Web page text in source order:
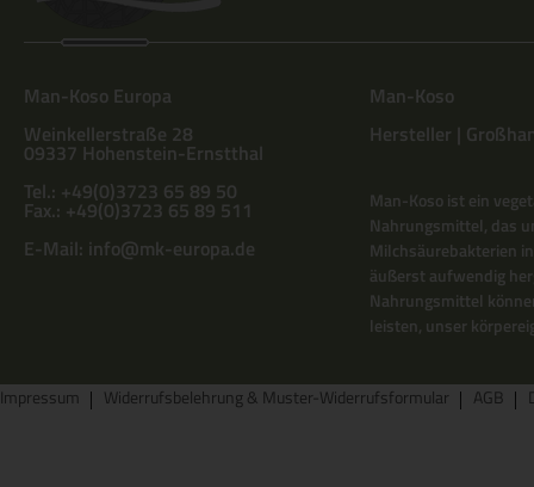
Man-Koso Europa
Weinkellerstraße 28
09337 Hohenstein-Ernstthal
Tel.: +49(0)3723 65 89 50
Fax.: +49(0)3723 65 89 511
E-Mail: info@mk-europa.de
Man-Koso
Hersteller |
Man-Koso ist ein
Nahrungsmittel, das
Milchsäurebakterien
äußerst aufwendig
Nahrungsmittel
leisten, unser
Impressum Widerrufsbelehrung & Muster-Widerrufsformular AGB